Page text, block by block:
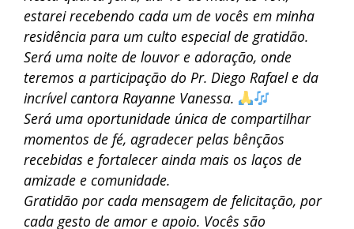
estarei recebendo cada um de vocês em minha
residência para um culto especial de gratidão.
Será uma noite de louvor e adoração, onde
teremos a participação do Pr. Diego Rafael e da
incrível cantora Rayanne Vanessa.
Será uma oportunidade única de compartilhar
momentos de fé, agradecer pelas bênçãos
recebidas e fortalecer ainda mais os laços de
amizade e comunidade.
Gratidão por cada mensagem de felicitação, por
cada gesto de amor e apoio. Vocês são